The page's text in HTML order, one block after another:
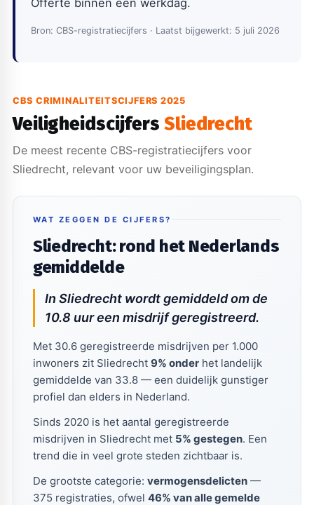
Offerte binnen één werkdag.
Bron: CBS-registratiecijfers · Laatst bijgewerkt: 5 juli 2026
CBS CRIMINALITEITSCIJFERS 2025
Veiligheidscijfers Sliedrecht
De meest recente CBS-registratiecijfers voor
Sliedrecht, relevant voor uw beveiligingsplan.
WAT ZEGGEN DE CIJFERS?
Sliedrecht: rond het Nederlands
gemiddelde
In Sliedrecht wordt gemiddeld om de
10.8 uur een misdrijf geregistreerd.
Met 30.6 geregistreerde misdrijven per 1.000
inwoners zit Sliedrecht 9% onderhet landelijk
gemiddelde van 33.8 — een duidelijk gunstiger
profiel dan elders in Nederland.
Sinds 2020 is het aantal geregistreerde
misdrijven in Sliedrecht met 5% gestegen. Een
trend die in veel grote steden zichtbaar is.
De grootste categorie: vermogensdelicten—
375 registraties, ofwel 46% van alle gemelde